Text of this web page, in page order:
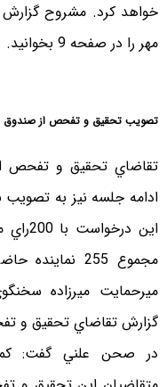
مهر را در صفحه 9 بخوانيد.
تصويب تحقيق و تفحص از صندوق
تقاضاي تحقيق و تفحص
ادامه جلسه نيز به
مجموع 255
ميرحمايت ميرزاده
گزارش تقاضاي تحقيق و
در صحن علني گفت: